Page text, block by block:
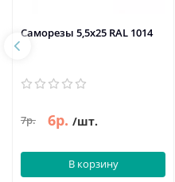
Саморезы 5,5х25 RAL 1014
7р. 6р. /шт.
В корзину